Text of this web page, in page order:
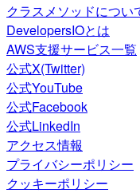
クラスメソッドについ
DevelopersIOとは
AWS支援サービス一覧
公式X(Twitter)
公式YouTube
公式Facebook
公式LinkedIn
アクセス情報
プライバシーポリシー
クッキーポリシー